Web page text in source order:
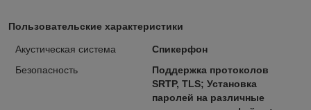
Пользовательские характеристики
Акустическая система
Спикерфон
Безопасность
Поддержка протоколов
SRTP, TLS; Установка
паролей на различные